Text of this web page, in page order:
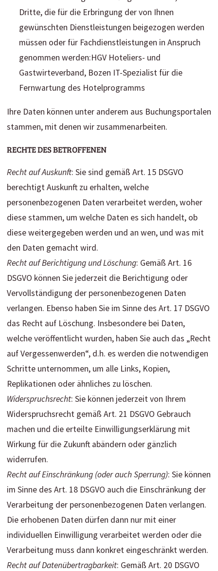
Dritte, die für die Erbringung der von Ihnen
gewünschten Dienstleistungen beigezogen werden
müssen oder für Fachdienstleistungen in Anspruch
genommen werden:HGV Hoteliers- und
Gastwirteverband, Bozen IT-Spezialist für die
Fernwartung des Hotelprogramms
Ihre Daten können unter anderem aus Buchungsportalen
stammen, mit denen wir zusammenarbeiten.
RECHTE DES BETROFFENEN
Recht auf Auskunft: Sie sind gemäß Art. 15 DSGVO
berechtigt Auskunft zu erhalten, welche
personenbezogenen Daten verarbeitet werden, woher
diese stammen, um welche Daten es sich handelt, ob
diese weitergegeben werden und an wen, und was mit
den Daten gemacht wird.
Recht auf Berichtigung und Löschung: Gemäß Art. 16
DSGVO können Sie jederzeit die Berichtigung oder
Vervollständigung der personenbezogenen Daten
verlangen. Ebenso haben Sie im Sinne des Art. 17 DSGVO
das Recht auf Löschung. Insbesondere bei Daten,
welche veröffentlicht wurden, haben Sie auch das „Recht
auf Vergessenwerden“, d.h. es werden die notwendigen
Schritte unternommen, um alle Links, Kopien,
Replikationen oder ähnliches zu löschen.
Widerspruchsrecht: Sie können jederzeit von Ihrem
Widerspruchsrecht gemäß Art. 21 DSGVO Gebrauch
machen und die erteilte Einwilligungserklärung mit
Wirkung für die Zukunft abändern oder gänzlich
widerrufen.
Recht auf Einschränkung (oder auch Sperrung): Sie können
im Sinne des Art. 18 DSGVO auch die Einschränkung der
Verarbeitung der personenbezogenen Daten verlangen.
Die erhobenen Daten dürfen dann nur mit einer
individuellen Einwilligung verarbeitet werden oder die
Verarbeitung muss dann konkret eingeschränkt werden.
Recht auf Datenübertragbarkeit: Gemäß Art. 20 DSGVO